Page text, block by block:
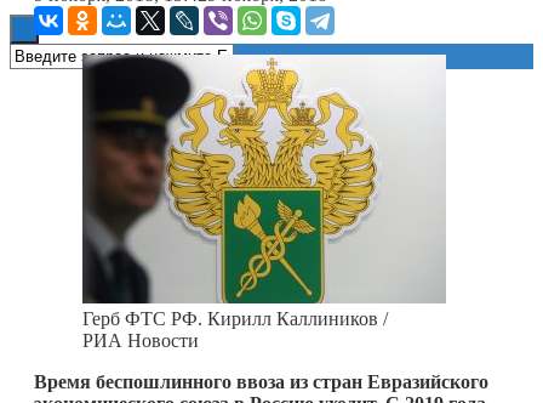
Герб ФТС РФ. Кирилл Каллиников /
РИА Новости
Время беспошлинного ввоза из стран Евразийского